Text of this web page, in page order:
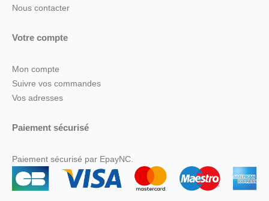
Nous contacter
Votre compte
Mon compte
Suivre vos commandes
Vos adresses
Paiement sécurisé
Paiement sécurisé par EpayNC.